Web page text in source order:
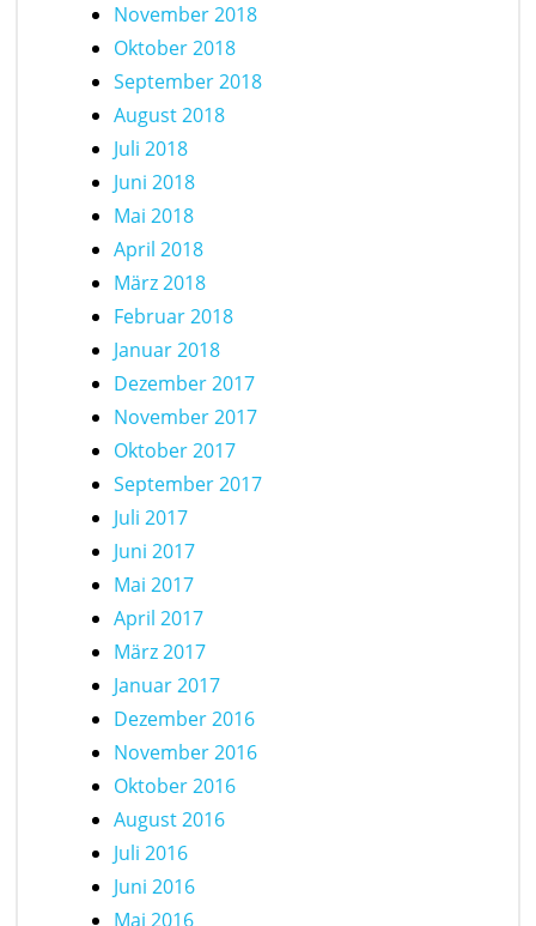
November 2018
Oktober 2018
September 2018
August 2018
Juli 2018
Juni 2018
Mai 2018
April 2018
März 2018
Februar 2018
Januar 2018
Dezember 2017
November 2017
Oktober 2017
September 2017
Juli 2017
Juni 2017
Mai 2017
April 2017
März 2017
Januar 2017
Dezember 2016
November 2016
Oktober 2016
August 2016
Juli 2016
Juni 2016
Mai 2016